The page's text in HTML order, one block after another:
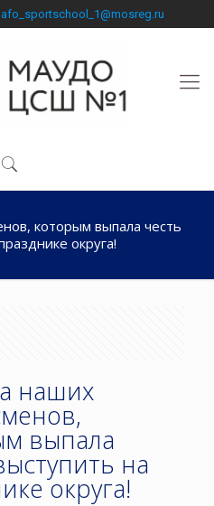
которым выпала честь
округа!
наших
выпала
на
округа!